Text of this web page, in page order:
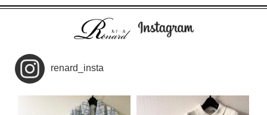
renard_insta